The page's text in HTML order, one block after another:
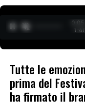
Tutte le
prima del
ha firmato il